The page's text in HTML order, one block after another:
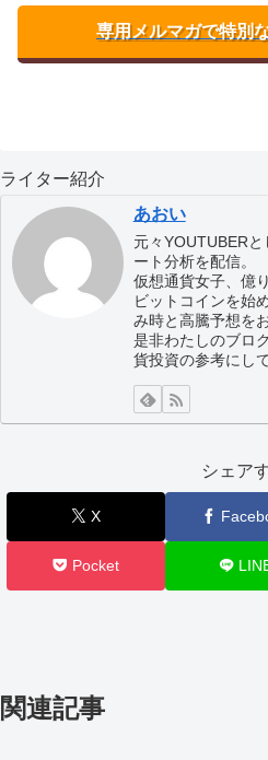
専用メルマガで特別
ライター紹介
あおい
元々YOUTUBER
ート分析を配信。
仮想通貨女子、億
ビットコインを始
み時と高騰予想を
是非わたしのブロ
貨投資の参考にし
シェア
X
Pocket
関連記事